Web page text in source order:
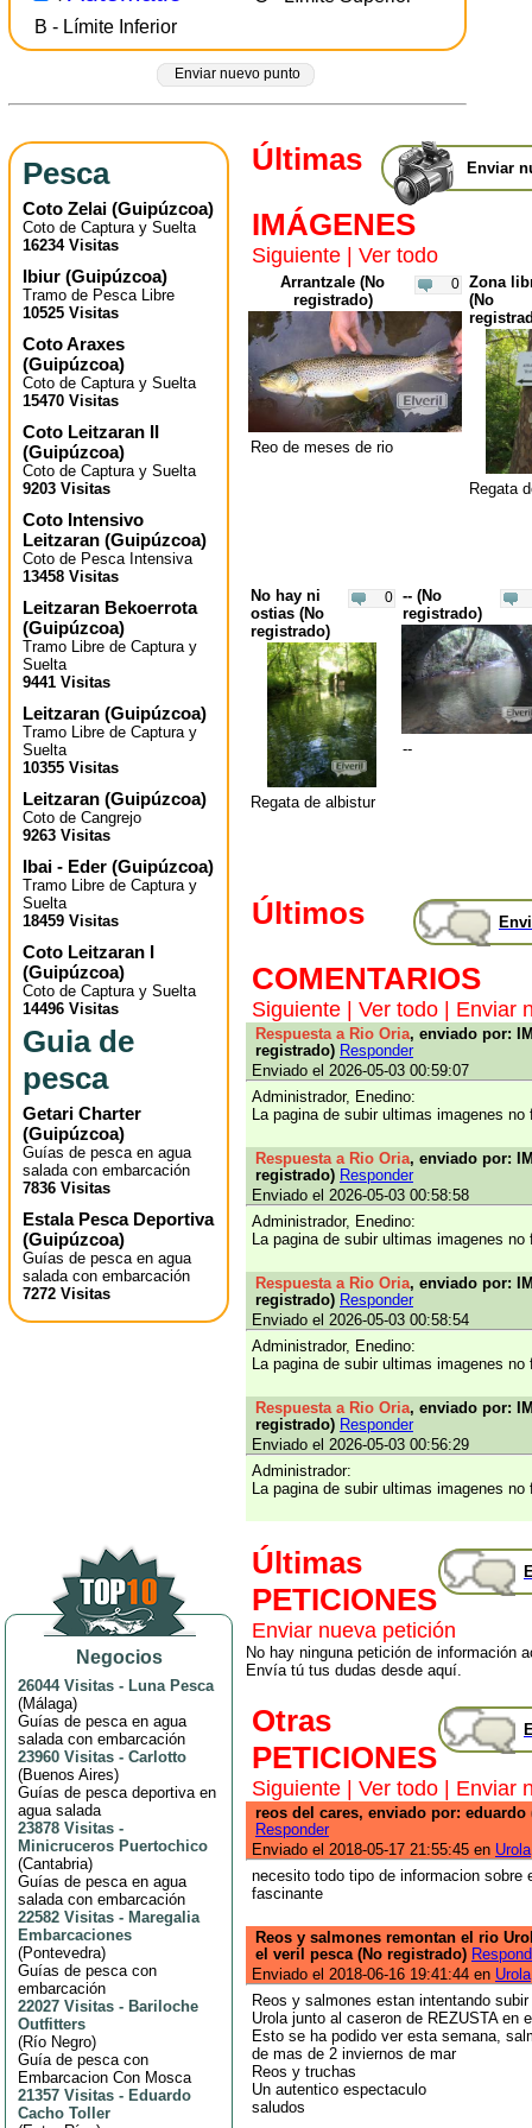
B - Límite Inferior
Enviar nuevo punto
Pesca
Coto Zelai (Guipúzcoa)
Coto de Captura y Suelta
16234 Visitas
Ibiur (Guipúzcoa)
Tramo de Pesca Libre
10525 Visitas
Coto Araxes
(Guipúzcoa)
Coto de Captura y Suelta
15470 Visitas
Coto Leitzaran II
(Guipúzcoa)
Coto de Captura y Suelta
9203 Visitas
Coto Intensivo
Leitzaran (Guipúzcoa)
Coto de Pesca Intensiva
13458 Visitas
Leitzaran Bekoerrota
(Guipúzcoa)
Tramo Libre de Captura y
Suelta
9441 Visitas
Leitzaran (Guipúzcoa)
Tramo Libre de Captura y
Suelta
10355 Visitas
Leitzaran (Guipúzcoa)
Coto de Cangrejo
9263 Visitas
Ibai - Eder (Guipúzcoa)
Tramo Libre de Captura y
Suelta
18459 Visitas
Coto Leitzaran I
(Guipúzcoa)
Coto de Captura y Suelta
14496 Visitas
Guia de
pesca
Getari Charter
(Guipúzcoa)
Guías de pesca en agua
salada con embarcación
7836 Visitas
Estala Pesca Deportiva
(Guipúzcoa)
Guías de pesca en agua
salada con embarcación
7272 Visitas
Negocios
26044 Visitas - Luna Pesca
(Málaga)
Guías de pesca en agua
salada con embarcación
23960 Visitas - Carlotto
(Buenos Aires)
Guías de pesca deportiva en
agua salada
23878 Visitas -
Minicruceros Puertochico
(Cantabria)
Guías de pesca en agua
salada con embarcación
22582 Visitas - Maregalia
Embarcaciones
(Pontevedra)
Guías de pesca con
embarcación
22027 Visitas - Bariloche
Outfitters
(Río Negro)
Guía de pesca con
Embarcacion Con Mosca
21357 Visitas - Eduardo
Cacho Toller
Enviar
Últimas
IMÁGENES
Siguiente Ver todo
0
Arrantzale (No
registrado)
Reo de meses de rio
Zona
(No
Regata
0
No hay ni
ostias (No
registrado)
Regata de albistur
-- (No
registrado)
--
Últimos
COMENTARIOS
Siguiente Ver todo Enviar
Respuesta a Rio Oria, enviado por:
registrado) Responder
Enviado el 2026-05-03 00:59:07
Administrador, Enedino:
La pagina de subir ultimas imagenes no
Respuesta a Rio Oria, enviado por:
registrado) Responder
Enviado el 2026-05-03 00:58:58
Administrador, Enedino:
La pagina de subir ultimas imagenes no
Respuesta a Rio Oria, enviado por:
registrado) Responder
Enviado el 2026-05-03 00:58:54
Administrador, Enedino:
La pagina de subir ultimas imagenes no
Respuesta a Rio Oria, enviado por:
registrado) Responder
Enviado el 2026-05-03 00:56:29
Administrador:
La pagina de subir ultimas imagenes no
Últimas
PETICIONES
Enviar nueva petición
No hay ninguna petición de información
Envía tú tus dudas desde aquí.
Otras
PETICIONES
Siguiente Ver todo Enviar
reos del cares, enviado por: eduardo
Responder
Enviado el 2018-05-17 21:55:45 en Urola
necesito todo tipo de informacion sobre
fascinante
Reos y salmones remontan el rio
el veril pesca (No registrado)
Enviado el 2018-06-16 19:41:44 en Urola
Reos y salmones estan intentando
Urola junto al caseron de REZUSTA en
Esto se ha podido ver esta semana,
de mas de 2 inviernos de mar
Reos y truchas
Un autentico espectaculo
saludos